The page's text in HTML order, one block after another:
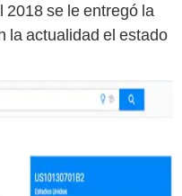
2018 se le entregó la
la actualidad el estado